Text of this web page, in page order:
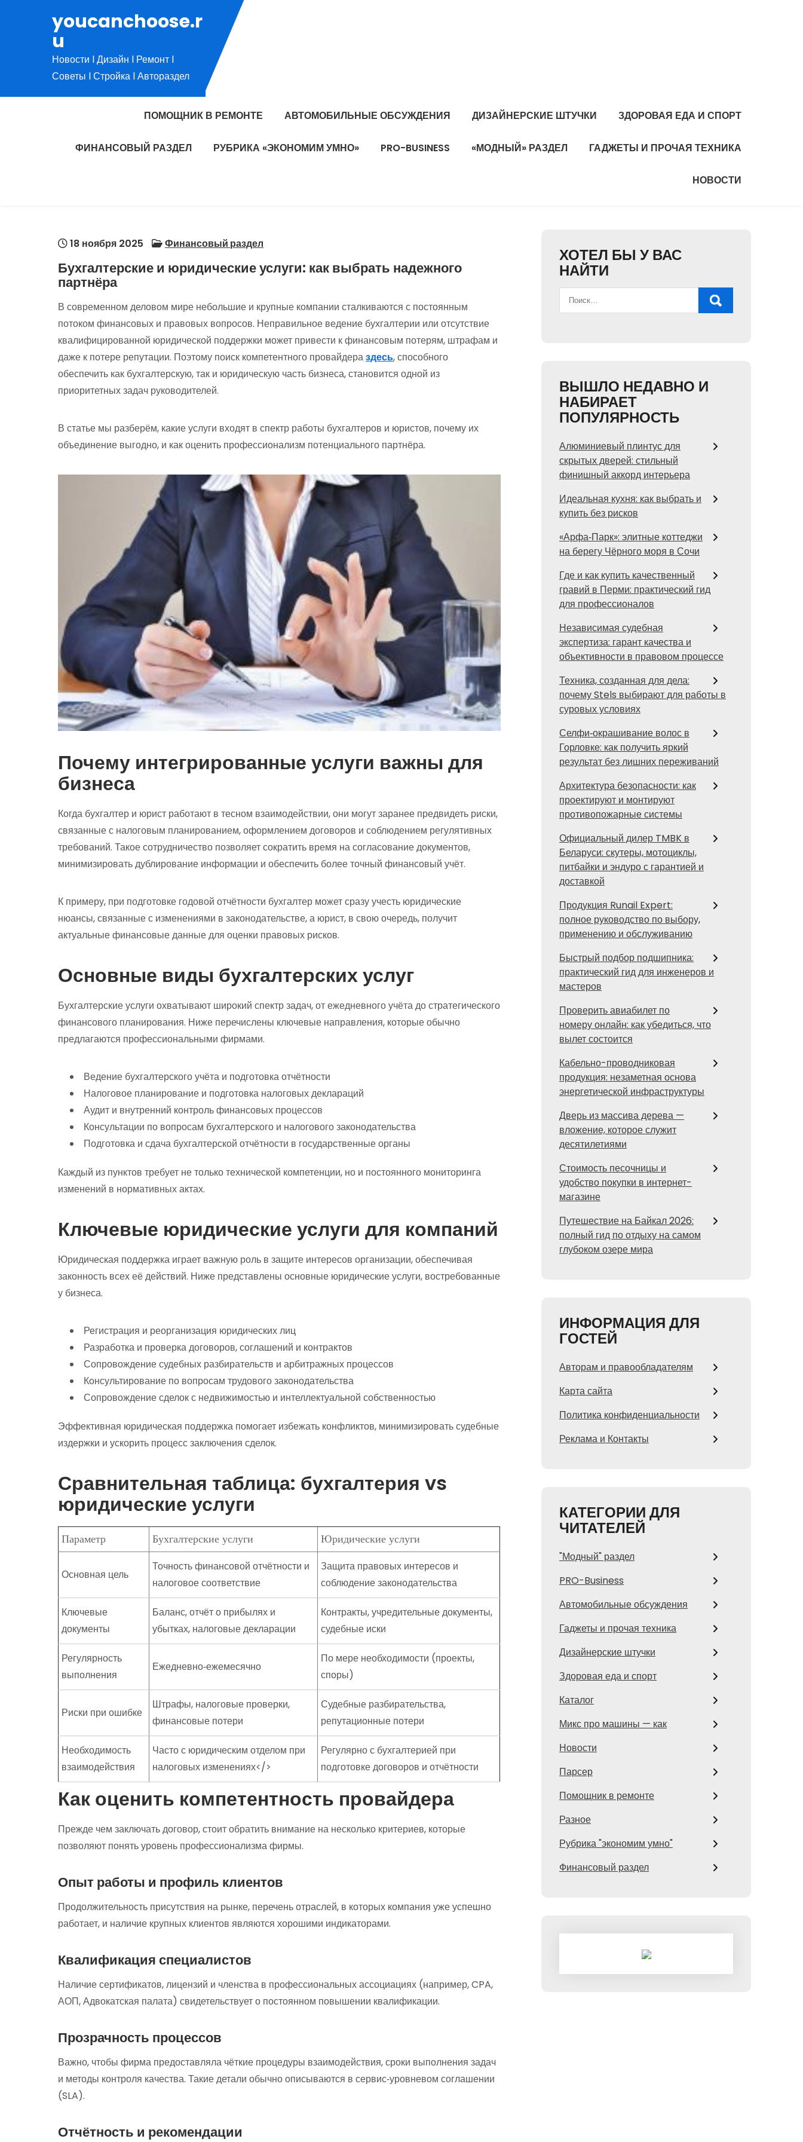
содержимому
youcanchoose.r
u
Новости l Дизайн l Ремонт l
Советы l Стройка l Автораздел
ПОМОЩНИК В РЕМОНТЕ АВТОМОБИЛЬНЫЕ ОБСУЖДЕНИЯ ДИЗАЙНЕРСКИЕ ШТУЧКИ ЗДОРОВАЯ ЕДА И СПОРТ
ФИНАНСОВЫЙ РАЗДЕЛ РУБРИКА «ЭКОНОМИМ УМНО» PRO-BUSINESS «МОДНЫЙ» РАЗДЕЛ ГАДЖЕТЫ И ПРОЧАЯ ТЕХНИКА
НОВОСТИ
18 ноября 2025 Финансовый раздел
Бухгалтерские и юридические услуги: как выбрать надежного
партнёра
В современном деловом мире небольшие и крупные компании сталкиваются с постоянным
потоком финансовых и правовых вопросов. Неправильное ведение бухгалтерии или отсутствие
квалифицированной юридической поддержки может привести к финансовым потерям, штрафам и
даже к потере репутации. Поэтому поиск компетентного провайдераздесь, способного
обеспечить как бухгалтерскую, так и юридическую часть бизнеса, становится одной из
приоритетных задач руководителей.
В статье мы разберём, какие услуги входят в спектр работы бухгалтеров и юристов, почему их
объединение выгодно, и как оценить профессионализм потенциального партнёра.
Почему интегрированные услуги важны для
бизнеса
Когда бухгалтер и юрист работают в тесном взаимодействии, они могут заранее предвидеть риски,
связанные с налоговым планированием, оформлением договоров и соблюдением регулятивных
требований. Такое сотрудничество позволяет сократить время на согласование документов,
минимизировать дублирование информации и обеспечить более точный финансовый учёт.
К примеру, при подготовке годовой отчётности бухгалтер может сразу учесть юридические
нюансы, связанные с изменениями в законодательстве, а юрист, в свою очередь, получит
актуальные финансовые данные для оценки правовых рисков.
Основные виды бухгалтерских услуг
Бухгалтерские услуги охватывают широкий спектр задач, от ежедневного учёта до стратегического
финансового планирования. Ниже перечислены ключевые направления, которые обычно
предлагаются профессиональными фирмами.
Ведение бухгалтерского учёта и подготовка отчётности
Налоговое планирование и подготовка налоговых деклараций
Аудит и внутренний контроль финансовых процессов
Консультации по вопросам бухгалтерского и налогового законодательства
Подготовка и сдача бухгалтерской отчётности в государственные органы
Каждый из пунктов требует не только технической компетенции, но и постоянного мониторинга
изменений в нормативных актах.
Ключевые юридические услуги для компаний
Юридическая поддержка играет важную роль в защите интересов организации, обеспечивая
законность всех её действий. Ниже представлены основные юридические услуги, востребованные
у бизнеса.
Регистрация и реорганизация юридических лиц
Разработка и проверка договоров, соглашений и контрактов
Сопровождение судебных разбирательств и арбитражных процессов
Консультирование по вопросам трудового законодательства
Сопровождение сделок с недвижимостью и интеллектуальной собственностью
Эффективная юридическая поддержка помогает избежать конфликтов, минимизировать судебные
издержки и ускорить процесс заключения сделок.
Сравнительная таблица: бухгалтерия vs
юридические услуги
Параметр Бухгалтерские услуги Юридические услуги
Основная цель
Точность финансовой отчётности и
налоговое соответствие
Защита правовых интересов и
соблюдение законодательства
Ключевые
документы
Баланс, отчёт о прибылях и
убытках, налоговые декларации
Контракты, учредительные документы,
судебные иски
Регулярность
выполнения
Ежедневно‑ежемесячно
По мере необходимости (проекты,
споры)
Риски при ошибке
Штрафы, налоговые проверки,
финансовые потери
Судебные разбирательства,
репутационные потери
Необходимость
взаимодействия
Часто с юридическим отделом при
налоговых изменениях</>
Регулярно с бухгалтерией при
подготовке договоров и отчётности
Как оценить компетентность провайдера
Прежде чем заключать договор, стоит обратить внимание на несколько критериев, которые
позволяют понять уровень профессионализма фирмы.
Опыт работы и профиль клиентов
Продолжительность присутствия на рынке, перечень отраслей, в которых компания уже успешно
работает, и наличие крупных клиентов являются хорошими индикаторами.
Квалификация специалистов
Наличие сертификатов, лицензий и членства в профессиональных ассоциациях (например, CPA,
АОП, Адвокатская палата) свидетельствует о постоянном повышении квалификации.
Прозрачность процессов
Важно, чтобы фирма предоставляла чёткие процедуры взаимодействия, сроки выполнения задач
и методы контроля качества. Такие детали обычно описываются в сервис‑уровневом соглашении
(SLA).
Отчётность и рекомендации
ХОТЕЛ БЫ У ВАС
НАЙТИ
ВЫШЛО НЕДАВНО И
НАБИРАЕТ
ПОПУЛЯРНОСТЬ
Алюминиевый плинтус для
скрытых дверей: стильный
финишный аккорд интерьера
Идеальная кухня: как выбрать и
купить без рисков
«Арфа‑Парк»: элитные коттеджи
на берегу Чёрного моря в Сочи
Где и как купить качественный
гравий в Перми: практический гид
для профессионалов
Независимая судебная
экспертиза: гарант качества и
объективности в правовом процессе
Техника, созданная для дела:
почему Stels выбирают для работы в
суровых условиях
Селфи‑окрашивание волос в
Горловке: как получить яркий
результат без лишних переживаний
Архитектура безопасности: как
проектируют и монтируют
противопожарные системы
Официальный дилер TMBK в
Беларуси: скутеры, мотоциклы,
питбайки и эндуро с гарантией и
доставкой
Продукция Runail Expert:
полное руководство по выбору,
применению и обслуживанию
Быстрый подбор подшипника:
практический гид для инженеров и
мастеров
Проверить авиабилет по
номеру онлайн: как убедиться, что
вылет состоится
Кабельно-проводниковая
продукция: незаметная основа
энергетической инфраструктуры
Дверь из массива дерева —
вложение, которое служит
десятилетиями
Стоимость песочницы и
удобство покупки в интернет-
магазине
Путешествие на Байкал 2026:
полный гид по отдыху на самом
глубоком озере мира
ИНФОРМАЦИЯ ДЛЯ
ГОСТЕЙ
Авторам и правообладателям
Карта сайта
Политика конфиденциальности
Реклама и Контакты
КАТЕГОРИИ ДЛЯ
ЧИТАТЕЛЕЙ
"Модный" раздел
PRO-Business
Автомобильные обсуждения
Гаджеты и прочая техника
Дизайнерские штучки
Здоровая еда и спорт
Каталог
Микс про машины — как
Новости
Парсер
Помощник в ремонте
Разное
Рубрика "экономим умно"
Финансовый раздел